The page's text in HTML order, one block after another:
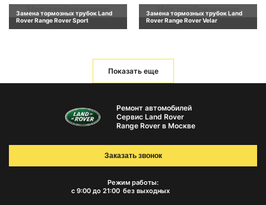
Замена тормозных трубок Land
Rover Range Rover Sport
Замена тормозных трубок Land
Rover Range Rover Velar
Показать еще
Ремонт автомобилей
Сервис Land Rover
Range Rover в Москве
Режим работы:
с 9:00 до 21:00 без выходных
Заказать звонок